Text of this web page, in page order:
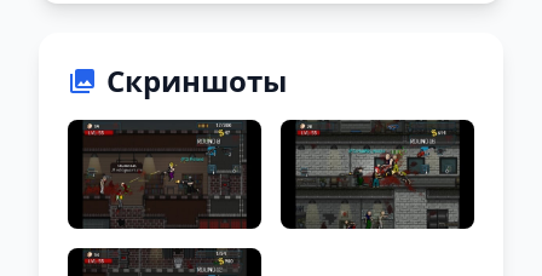
Скриншоты